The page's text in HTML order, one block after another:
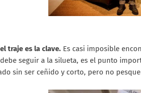
traje es la clave. Es casi imposible
seguir a la silueta, es el punto
sin ser ceñido y corto, pero no